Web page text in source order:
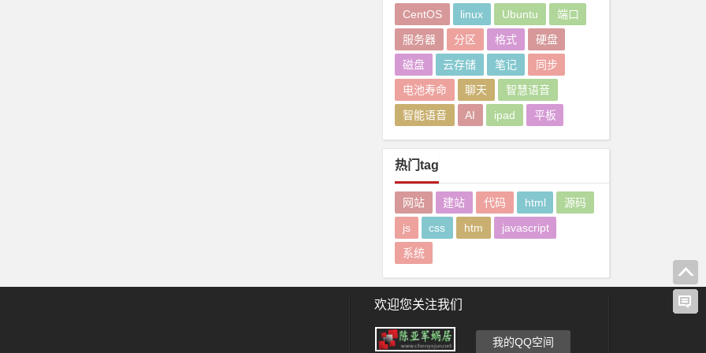
CentOS
linux Ubuntu
端口
服务器
分区 格式
硬盘
磁盘
云存储 笔记
同步
电池寿命
聊天
智慧语音
智能语音
AI ipad 平板
热门tag
网站 建站 代码 html
源码
js
css htm
javascript
系统
欢迎您关注我们
我的QQ空间